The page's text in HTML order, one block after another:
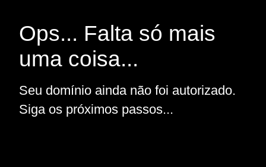
Ops... Falta só mais
uma coisa...
Seu domínio ainda não foi autorizado.
Siga os próximos passos...